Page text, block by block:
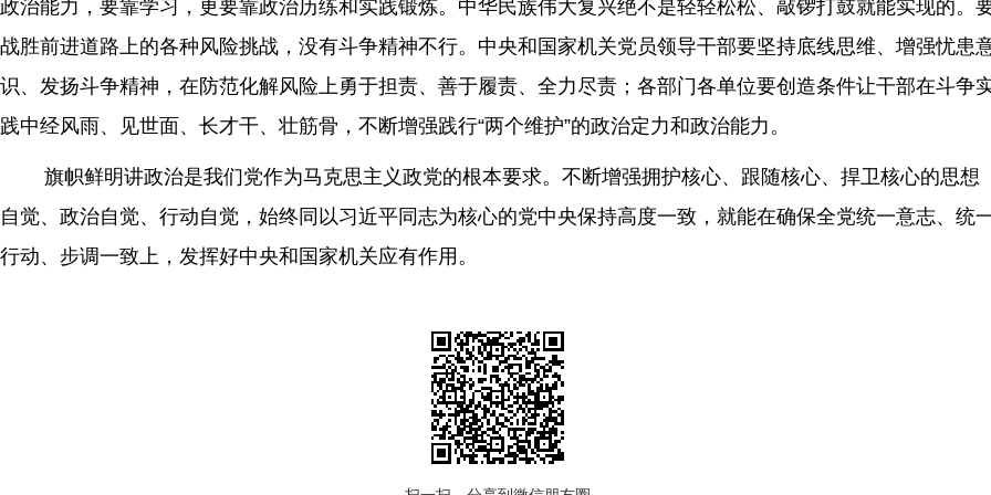
政治能力，要靠学习，更要靠政治历练和实践锻炼。中华民族伟大复兴绝不是轻轻松松、敲锣打鼓就能实现的。
战胜前进道路上的各种风险挑战，没有斗争精神不行。中央和国家机关党员领导干部要坚持底线思维、增强忧患
识、发扬斗争精神，在防范化解风险上勇于担责、善于履责、全力尽责；各部门各单位要创造条件让干部在斗争
践中经风雨、见世面、长才干、壮筋骨，不断增强践行“两个维护”的政治定力和政治能力。
旗帜鲜明讲政治是我们党作为马克思主义政党的根本要求。不断增强拥护核心、跟随核心、捍卫核心的思想
自觉、政治自觉、行动自觉，始终同以习近平同志为核心的党中央保持高度一致，就能在确保全党统一意志、统
行动、步调一致上，发挥好中央和国家机关应有作用。